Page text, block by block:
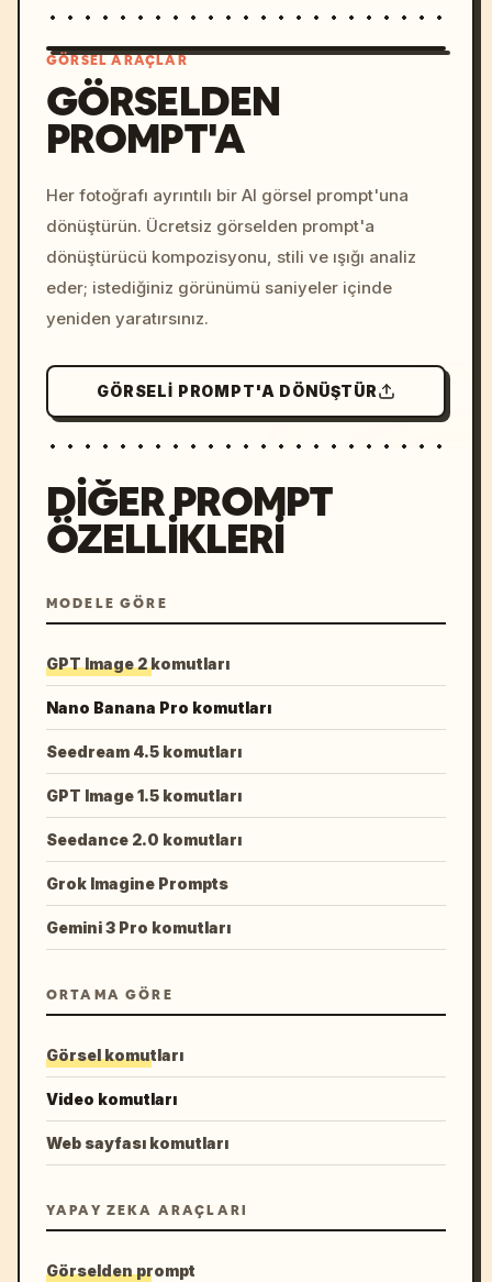
colors, 8k --v 6.0
GÖRSEL ARAÇLAR
GÖRSELDEN
PROMPT'A
Her fotoğrafı ayrıntılı bir AI görsel prompt'una
dönüştürün. Ücretsiz görselden prompt'a
dönüştürücü kompozisyonu, stili ve ışığı analiz
eder; istediğiniz görünümü saniyeler içinde
yeniden yaratırsınız.
GÖRSELI PROMPT'A DÖNÜŞTÜR
DIĞER PROMPT
ÖZELLIKLERI
MODELE GÖRE
GPT Image 2 komutları
Nano Banana Pro komutları
Seedream 4.5 komutları
GPT Image 1.5 komutları
Seedance 2.0 komutları
Grok Imagine Prompts
Gemini 3 Pro komutları
ORTAMA GÖRE
Görsel komutları
Video komutları
Web sayfası komutları
YAPAY ZEKA ARAÇLARI
Görselden prompt